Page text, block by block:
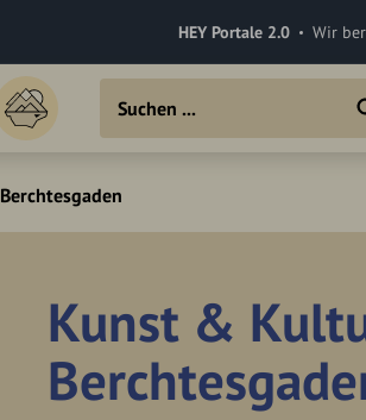
HEY Portale 2.0 Wir
Berchtesgaden
Kunst &